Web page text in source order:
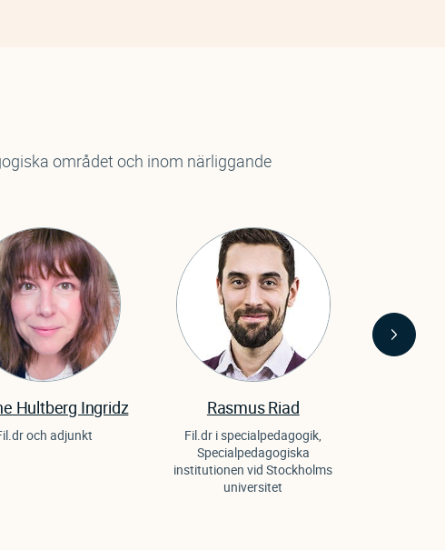
området och inom närliggande
Hultberg Ingridz
och adjunkt
Rasmus Riad
Fil.dr i specialpedagogik,
Specialpedagogiska
institutionen vid Stockholms
universitet